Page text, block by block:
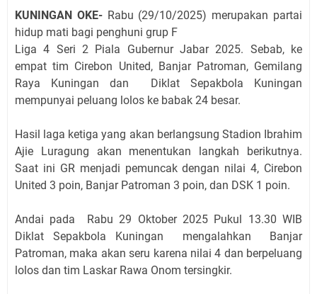
KUNINGAN OKE- Rabu (29/10/2025) merupakan partai
hidup mati bagi penghuni grup F
Liga 4 Seri 2 Piala Gubernur Jabar 2025. Sebab, ke
empat tim Cirebon United, Banjar Patroman, Gemilang
Raya Kuningan dan Diklat Sepakbola Kuningan
mempunyai peluang lolos ke babak 24 besar.
Hasil laga ketiga yang akan berlangsung Stadion Ibrahim
Ajie Luragung akan menentukan langkah berikutnya.
Saat ini GR menjadi pemuncak dengan nilai 4, Cirebon
United 3 poin, Banjar Patroman 3 poin, dan DSK 1 poin.
Andai pada Rabu 29 Oktober 2025 Pukul 13.30 WIB
Diklat Sepakbola Kuningan mengalahkan Banjar
Patroman, maka akan seru karena nilai 4 dan berpeluang
lolos dan tim Laskar Rawa Onom tersingkir.